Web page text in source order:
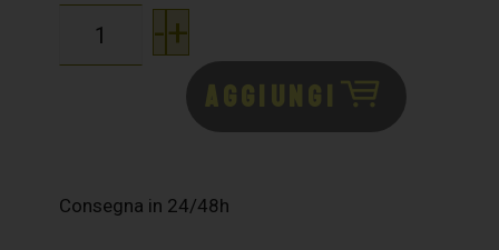
-+
AGGIUNGI
Consegna in 24/48h